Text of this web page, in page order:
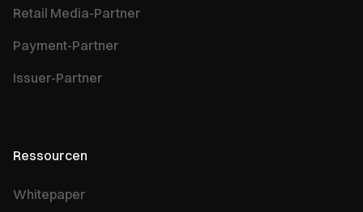
Retail Media-Partner
Payment-Partner
Issuer-Partner
Ressourcen
Whitepaper